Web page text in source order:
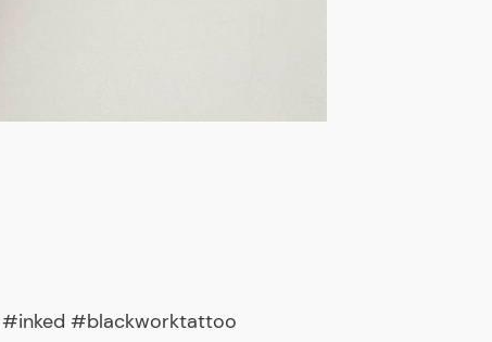
#blackworktattoo